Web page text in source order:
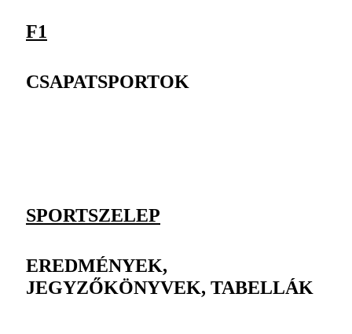
F1
CSAPATSPORTOK
SPORTSZELEP
EREDMÉNYEK,
JEGYZŐKÖNYVEK, TABELLÁK